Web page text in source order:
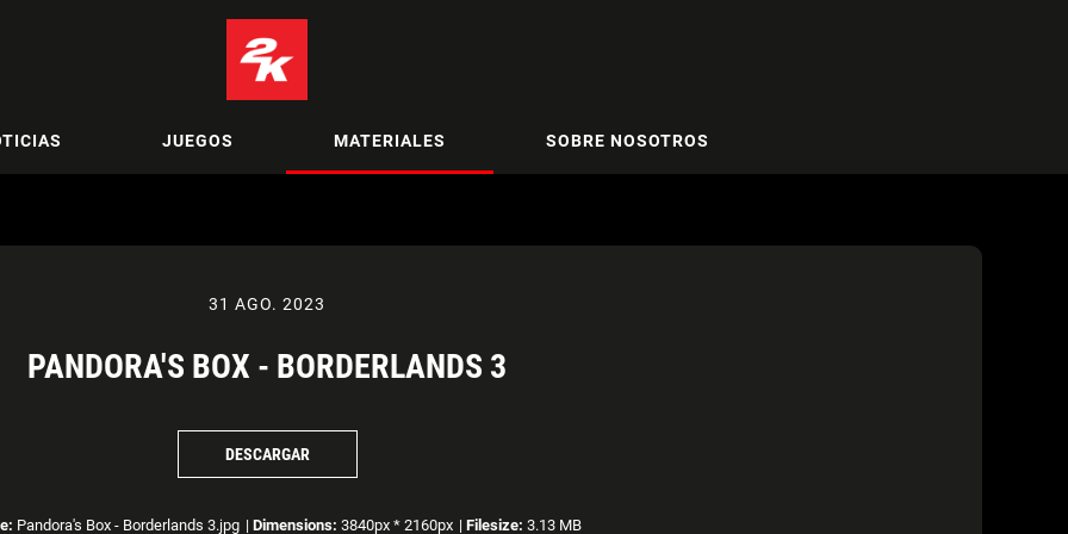
JUEGOS MATERIALES SOBRE NOSOTROS
31 AGO. 2023
PANDORA'S BOX - BORDERLANDS 3
DESCARGAR
Pandora's Box - Borderlands 3.jpg | Dimensions: 3840px * 2160px | Filesize: 3.13 MB